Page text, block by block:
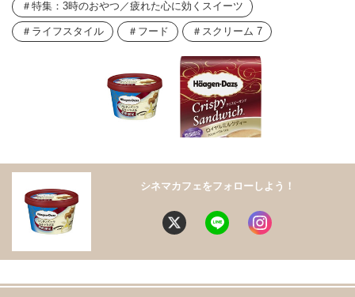
特集：3時のおやつ／疲れた心に効くスイーツ
ライフスタイル フード スクリーム 7
シネマカフェをフォローしよう！